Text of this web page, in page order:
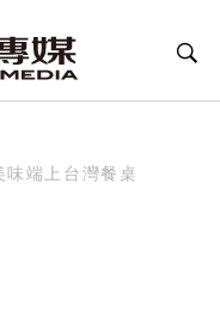
端上台灣餐桌